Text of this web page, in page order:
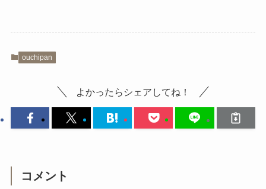
ouchipan
よかったらシェアしてね！
コメント